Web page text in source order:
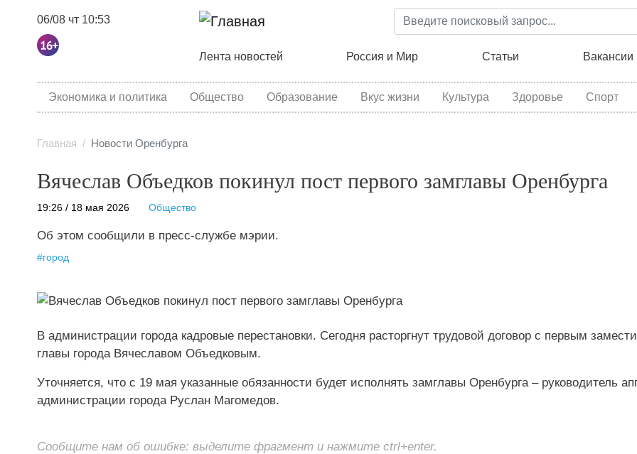
Перейти
к
содержанию
06/08 чт 10:53
Основная навигация
Лента новостей Россия и Мир Статьи Вакансии
category menu
Экономика и политика Общество Образование Вкус жизни Культура Здоровье Спорт
Главная Новости Оренбурга
Вячеслав Объедков покинул пост первого замглавы Оренбурга
19:26 / 18 мая 2026 Общество
Об этом сообщили в пресс-службе мэрии.
#город
В администрации города кадровые перестановки. Сегодня расторгнут трудовой договор с первым
главы города Вячеславом Объедковым.
Уточняется, что с 19 мая указанные обязанности будет исполнять замглавы Оренбурга – руководитель
администрации города Руслан Магомедов.
Сообщите нам об ошибке: выделите фрагмент и нажмите ctrl+enter.